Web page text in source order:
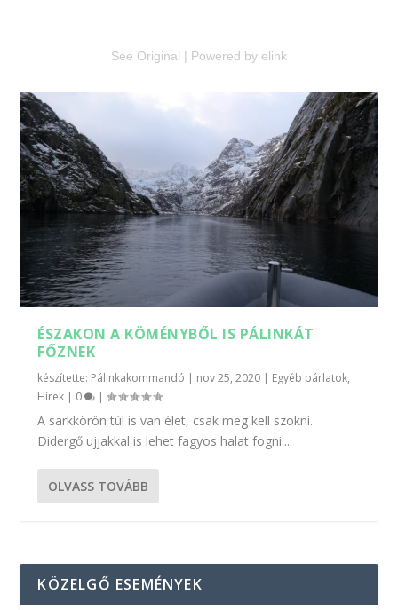
See Original | Powered by elink
ÉSZAKON A KÖMÉNYBŐL IS PÁLINKÁT
FŐZNEK
készítette: Pálinkakommandó | nov 25, 2020 | Egyéb párlatok,
Hírek | 0 |
A sarkkörön túl is van élet, csak meg kell szokni.
Didergő ujjakkal is lehet fagyos halat fogni....
OLVASS TOVÁBB
KÖZELGŐ ESEMÉNYEK